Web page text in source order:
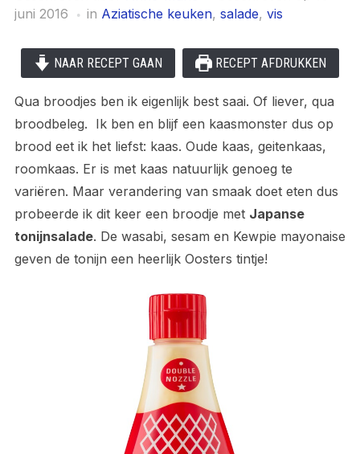
juni 2016
in Aziatische keuken, salade, vis
NAAR RECEPT GAAN RECEPT AFDRUKKEN
Qua broodjes ben ik eigenlijk best saai. Of liever, qua
broodbeleg. Ik ben en blijf een kaasmonster dus op
brood eet ik het liefst: kaas. Oude kaas, geitenkaas,
roomkaas. Er is met kaas natuurlijk genoeg te
variëren. Maar verandering van smaak doet eten dus
probeerde ik dit keer een broodje met Japanse
tonijnsalade. De wasabi, sesam en Kewpie mayonaise
geven de tonijn een heerlijk Oosters tintje!